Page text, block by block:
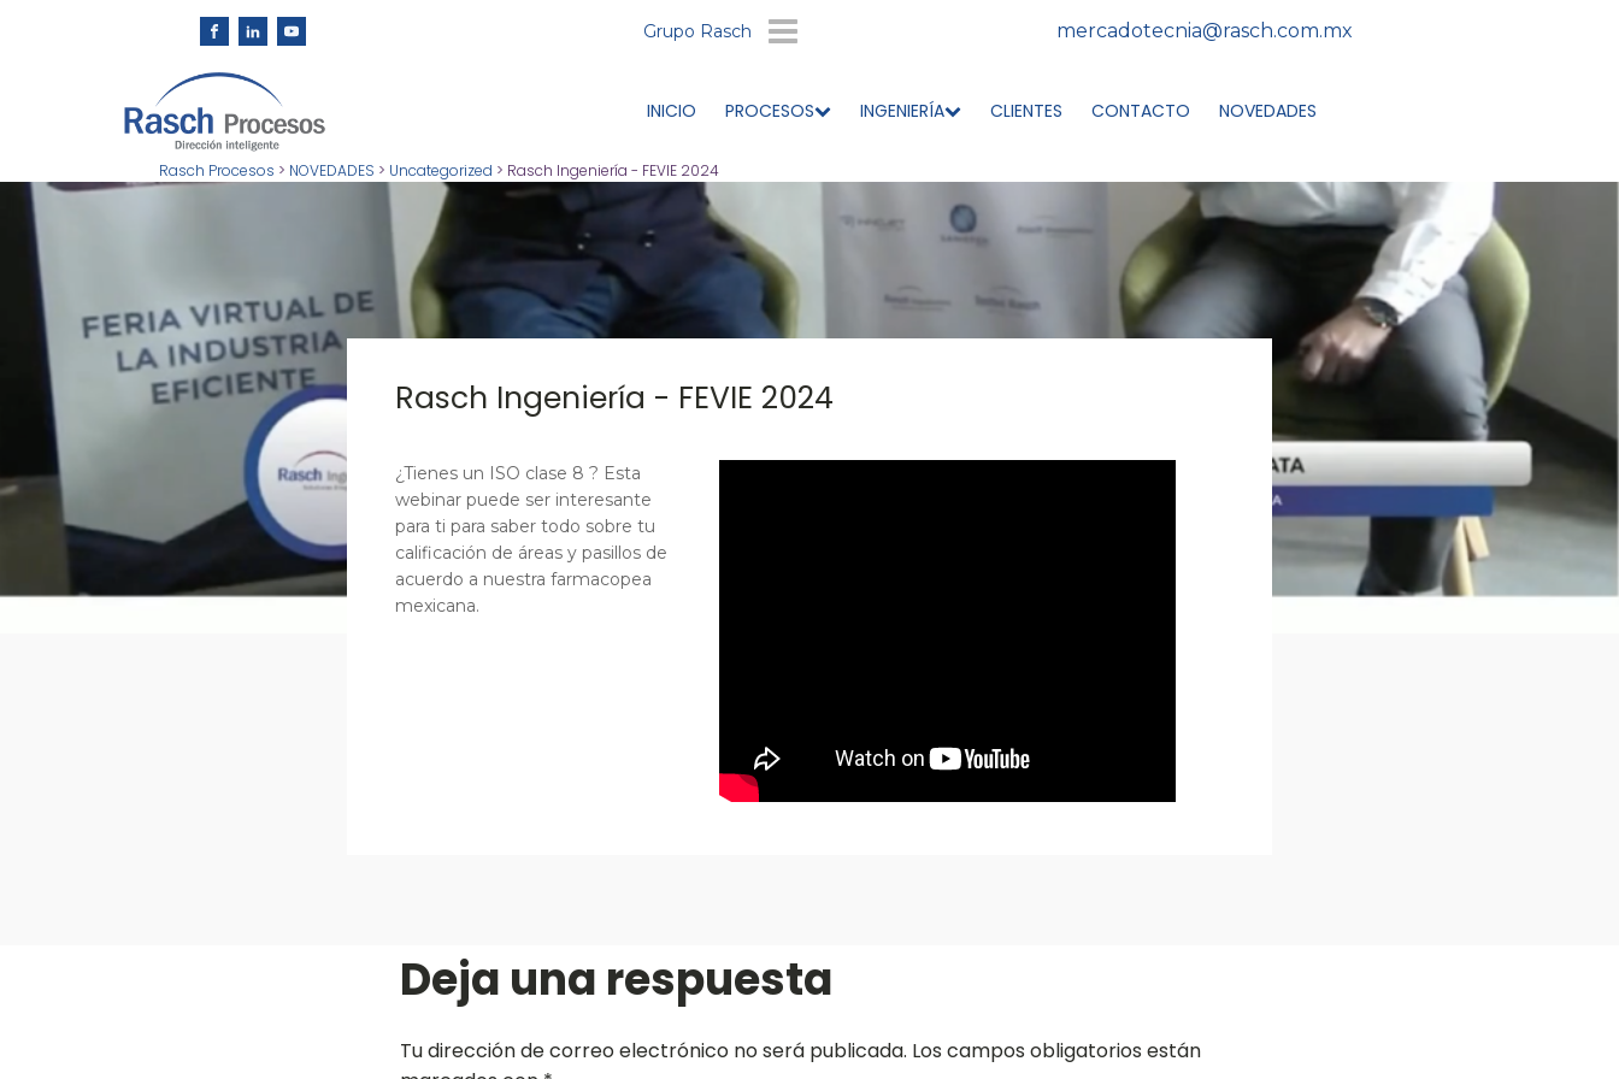
Grupo Rasch mercadotecnia@rasch.com.mx
INICIO PROCESOS INGENIERÍA CLIENTES CONTACTO NOVEDADES
Rasch Procesos > NOVEDADES > Uncategorized > Rasch Ingeniería - FEVIE 2024
Rasch Ingeniería - FEVIE 2024
¿Tienes un ISO clase 8 ? Esta
webinar puede ser interesante
para ti para saber todo sobre tu
calificación de áreas y pasillos de
acuerdo a nuestra farmacopea
mexicana.
Deja una respuesta
Tu dirección de correo electrónico no será publicada. Los campos obligatorios están